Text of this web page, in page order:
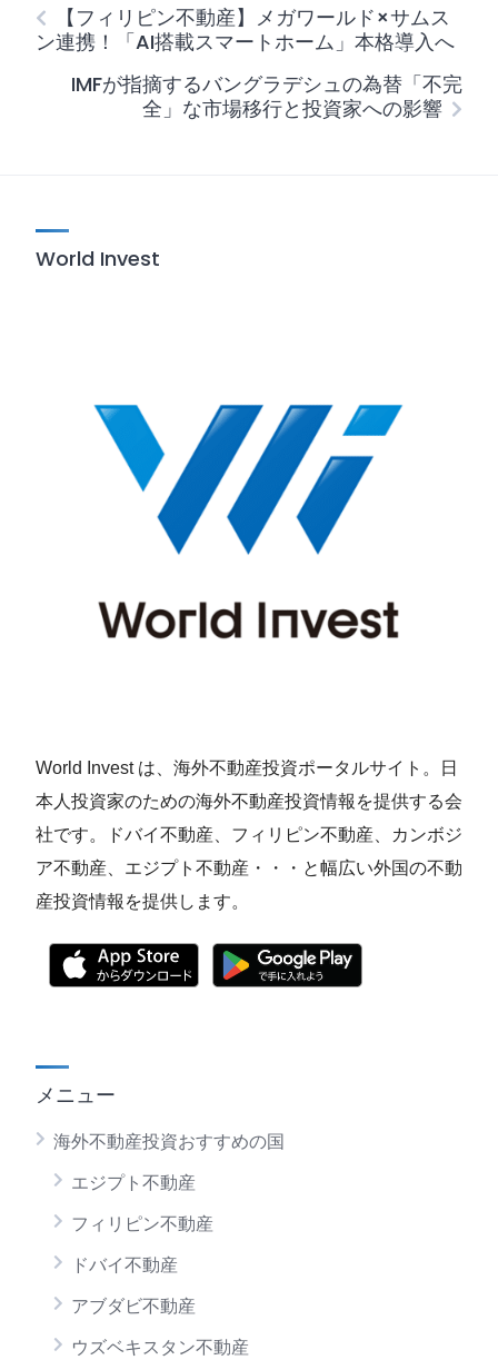
【フィリピン不動産】メガワールド×サムス
ン連携！「AI搭載スマートホーム」本格導入へ
IMFが指摘するバングラデシュの為替「不完
全」な市場移行と投資家への影響
World Invest
World Invest は、海外不動産投資ポータルサイト。日
本人投資家のための海外不動産投資情報を提供する会
社です。ドバイ不動産、フィリピン不動産、カンボジ
ア不動産、エジプト不動産・・・と幅広い外国の不動
産投資情報を提供します。
メニュー
海外不動産投資おすすめの国
エジプト不動産
フィリピン不動産
ドバイ不動産
アブダビ不動産
ウズベキスタン不動産